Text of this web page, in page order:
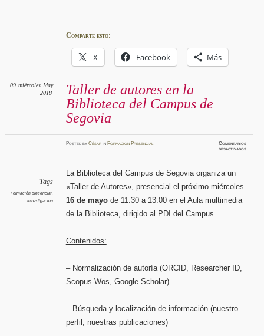
Comparte esto:
X Facebook Más
Taller de autores en la
Biblioteca del Campus de
Segovia
09 miércoles May
2018
PostedbyCésar inFormación Presencial ≈Comentarios
desactivadosen
Tags
Formación presencial,
Investigación
La Biblioteca del Campus de Segovia organiza un
«Taller de Autores», presencial el próximo miércoles
16 de mayode 11:30 a 13:00 en el Aula multimedia
de la Biblioteca, dirigido al PDI del Campus
Contenidos:
– Normalización de autoría (ORCID, Researcher ID,
Scopus-Wos, Google Scholar)
– Búsqueda y localización de información (nuestro
perfil, nuestras publicaciones)